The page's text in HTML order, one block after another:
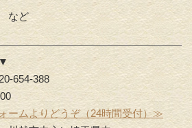
など
654-388
ームよりどうぞ（24時間受付）≫